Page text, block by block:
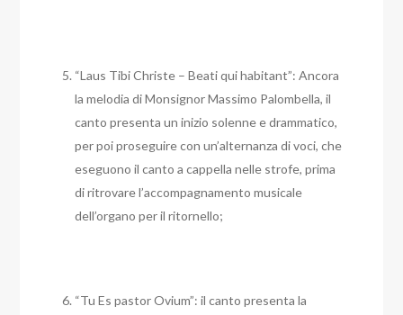
“Laus Tibi Christe – Beati qui habitant”: Ancora
la melodia di Monsignor Massimo Palombella, il
canto presenta un inizio solenne e drammatico,
per poi proseguire con un’alternanza di voci, che
eseguono il canto a cappella nelle strofe, prima
di ritrovare l’accompagnamento musicale
dell’organo per il ritornello;
“Tu Es pastor Ovium”: il canto presenta la